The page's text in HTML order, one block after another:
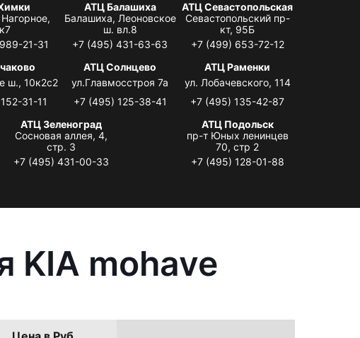
21-31
АТЦ Балашиха
Балашиха, Леоновское
ш. вл.8
+7 (495) 431-63-63
АТЦ Севастопольская
Севастопольский пр-
кт, 95Б
+7 (499) 653-72-12
ш., 10к2с2
31-11
АТЦ Солнцево
ул.Главмосстроя 7а
+7 (495) 125-38-41
АТЦ Раменки
ул. Лобачевского, 114
+7 (495) 135-42-87
АТЦ Зеленоград
Сосновая аллея, 4,
стр. 3
+7 (495) 431-00-33
АТЦ Подольск
пр-т Юных ленинцев
70, стр 2
+7 (495) 128-01-88
KIA mohave